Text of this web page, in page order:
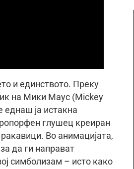
и единството. Преку
на Мики Маус (Mickey
ја истакна
глушец креиран
Во анимацијата,
да ги направат
симболизам – исто како